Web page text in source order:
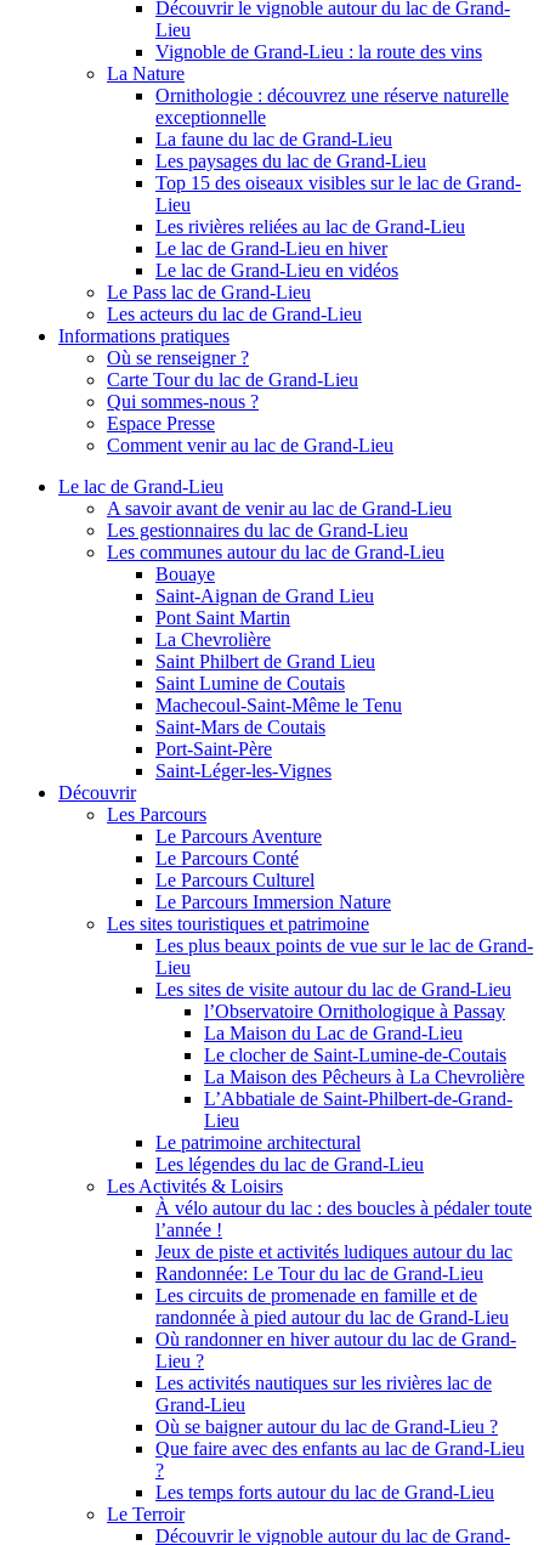
Découvrir le vignoble autour du lac de Grand-
Lieu
Vignoble de Grand-Lieu : la route des vins
La Nature
Ornithologie : découvrez une réserve naturelle
exceptionnelle
La faune du lac de Grand-Lieu
Les paysages du lac de Grand-Lieu
Top 15 des oiseaux visibles sur le lac de Grand-
Lieu
Les rivières reliées au lac de Grand-Lieu
Le lac de Grand-Lieu en hiver
Le lac de Grand-Lieu en vidéos
Le Pass lac de Grand-Lieu
Les acteurs du lac de Grand-Lieu
Informations pratiques
Où se renseigner ?
Carte Tour du lac de Grand-Lieu
Qui sommes-nous ?
Espace Presse
Comment venir au lac de Grand-Lieu
Le lac de Grand-Lieu
A savoir avant de venir au lac de Grand-Lieu
Les gestionnaires du lac de Grand-Lieu
Les communes autour du lac de Grand-Lieu
Bouaye
Saint-Aignan de Grand Lieu
Pont Saint Martin
La Chevrolière
Saint Philbert de Grand Lieu
Saint Lumine de Coutais
Machecoul-Saint-Même le Tenu
Saint-Mars de Coutais
Port-Saint-Père
Saint-Léger-les-Vignes
Découvrir
Les Parcours
Le Parcours Aventure
Le Parcours Conté
Le Parcours Culturel
Le Parcours Immersion Nature
Les sites touristiques et patrimoine
Les plus beaux points de vue sur le lac de Grand-
Lieu
Les sites de visite autour du lac de Grand-Lieu
l’Observatoire Ornithologique à Passay
La Maison du Lac de Grand-Lieu
Le clocher de Saint-Lumine-de-Coutais
La Maison des Pêcheurs à La Chevrolière
L’Abbatiale de Saint-Philbert-de-Grand-
Lieu
Le patrimoine architectural
Les légendes du lac de Grand-Lieu
Les Activités & Loisirs
À vélo autour du lac : des boucles à pédaler toute
l’année !
Jeux de piste et activités ludiques autour du lac
Randonnée: Le Tour du lac de Grand-Lieu
Les circuits de promenade en famille et de
randonnée à pied autour du lac de Grand-Lieu
Où randonner en hiver autour du lac de Grand-
Lieu ?
Les activités nautiques sur les rivières lac de
Grand-Lieu
Où se baigner autour du lac de Grand-Lieu ?
Que faire avec des enfants au lac de Grand-Lieu
?
Les temps forts autour du lac de Grand-Lieu
Le Terroir
Découvrir le vignoble autour du lac de Grand-